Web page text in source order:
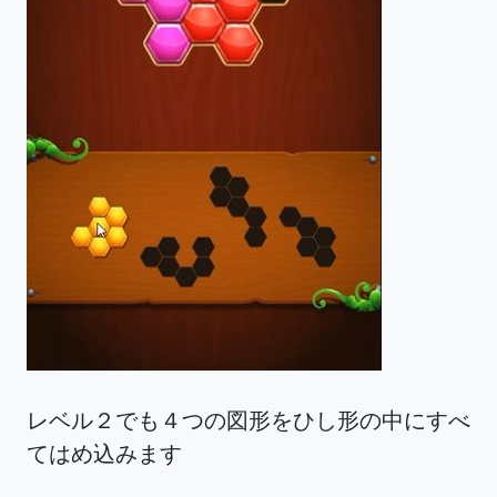
レベル２でも４つの図形をひし形の中にすべ
てはめ込みます